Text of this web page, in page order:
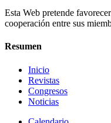
Esta Web pretende
cooperación entre sus
Resumen
Inicio
Revistas
Congresos
Noticias